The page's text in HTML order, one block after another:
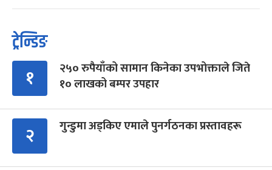
ट्रेन्डिङ
१
२५० रुपैयाँको सामान किनेका उपभोक्ताले जिते
१० लाखको बम्पर उपहार
२ गुन्डुमा अड्किए एमाले पुनर्गठनका प्रस्तावहरू